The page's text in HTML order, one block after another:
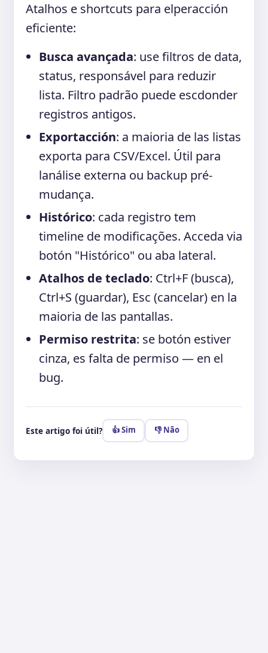
Atalhos e shortcuts para elperacción
eficiente:
Busca avançada: use filtros de data,
status, responsável para reduzir
lista. Filtro padrão puede escdonder
registros antigos.
Exportacción: a maioria de las listas
exporta para CSV/Excel. Útil para
lanálise externa ou backup pré-
mudança.
Histórico: cada registro tem
timeline de modificações. Acceda via
botón "Histórico" ou aba lateral.
Atalhos de teclado: Ctrl+F (busca),
Ctrl+S (guardar), Esc (cancelar) en la
maioria de las pantallas.
Permiso restrita: se botón estiver
cinza, es falta de permiso — en el
bug.
Este artigo foi útil? 👍 Sim 👎 Não